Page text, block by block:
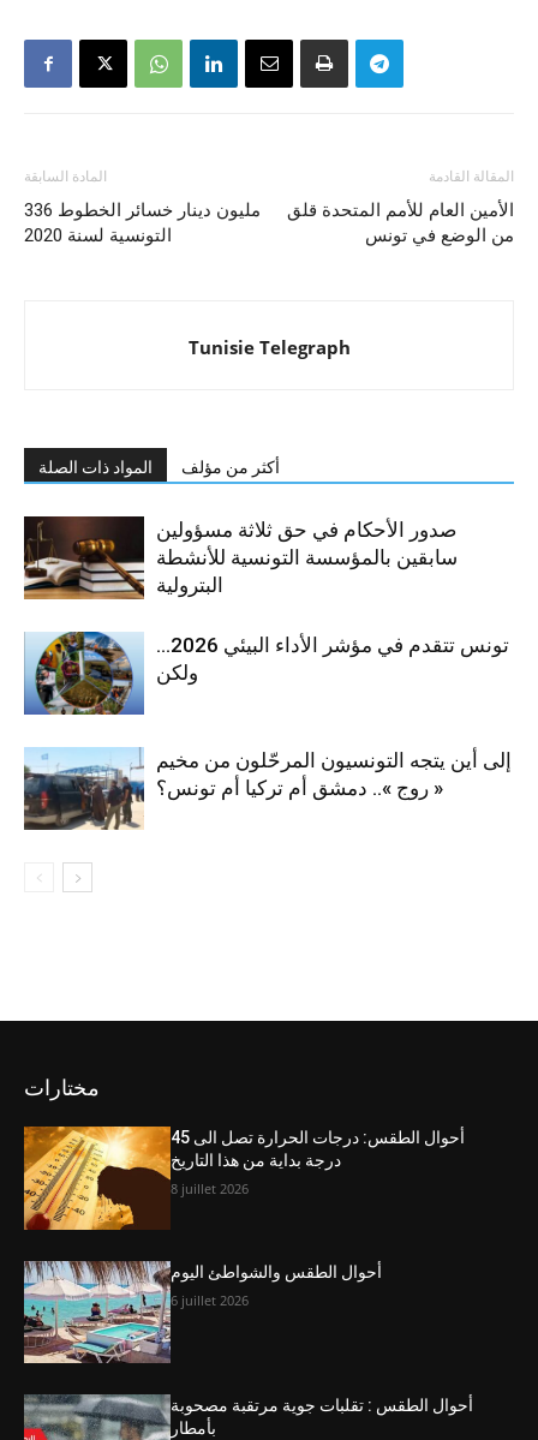
المادة السابقة
336 مليون دينار خسائر الخطوط
التونسية لسنة 2020
المقالة القادمة
الأمين العام للأمم المتحدة قلق
من الوضع في تونس
Tunisie Telegraph
المواد ذات الصلة أكثر من مؤلف
صدور الأحكام في حق ثلاثة مسؤولين
سابقين بالمؤسسة التونسية للأنشطة
البترولية
تونس تتقدم في مؤشر الأداء البيئي 2026…
ولكن
إلى أين يتجه التونسيون المرحّلون من مخيم
« روج ».. دمشق أم تركيا أم تونس؟
مختارات
أحوال الطقس: درجات الحرارة تصل الى 45
درجة بداية من هذا التاريخ
8 juillet 2026
أحوال الطقس والشواطئ اليوم
6 juillet 2026
أحوال الطقس : تقلبات جوية مرتقبة مصحوبة
بأمطار